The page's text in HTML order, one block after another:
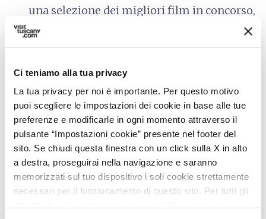
Ci teniamo alla tua privacy
La tua privacy per noi è importante. Per questo motivo
puoi scegliere le impostazioni dei cookie in base alle tue
preferenze e modificarle in ogni momento attraverso il
pulsante “Impostazioni cookie” presente nel footer del
sito. Se chiudi questa finestra con un click sulla X in alto
a destra, proseguirai nella navigazione e saranno
memorizzati sul tuo dispositivo i soli cookie strettamente
necessari per il funzionamento di questo sito. Per tutti gli
una selezione dei migliori film in concorso,
accompagnati dai registi e attori. La
rassegna offre anche uno sguardo sul
N.I.C.E. Festival per Irish Film Festival -
1 dicembre
In collaborazione con il festival romano che
dal 2007 porta il meglio del cinema
irlandese in Italia